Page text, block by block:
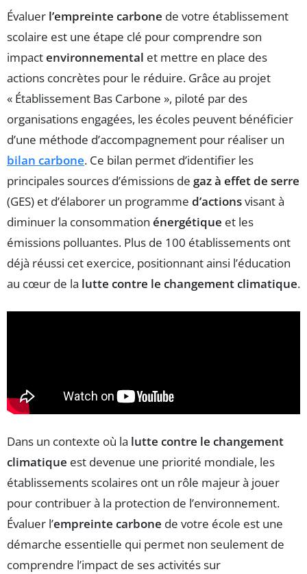
Évaluer l’empreinte carbone de votre établissement
scolaire est une étape clé pour comprendre son
impactenvironnemental et mettre en place des
actions concrètes pour le réduire. Grâce au projet
« Établissement Bas Carbone », piloté par des
organisations engagées, les écoles peuvent bénéficier
d’une méthode d’accompagnement pour réaliser un
bilan carbone. Ce bilan permet d’identifier les
principales sources d’émissions de gaz à effet de serre
(GES) et d’élaborer un programme d’actionsvisant à
diminuer la consommation énergétique et les
émissions polluantes. Plus de 100 établissements ont
déjà réussi cet exercice, positionnant ainsi l’éducation
au cœur de la lutte contre le changement climatique.
Dans un contexte où la lutte contre le changement
climatique est devenue une priorité mondiale, les
établissements scolaires ont un rôle majeur à jouer
pour contribuer à la protection de l’environnement.
Évaluer l’empreinte carbone de votre école est une
démarche essentielle qui permet non seulement de
comprendre l’impact de ses activités sur